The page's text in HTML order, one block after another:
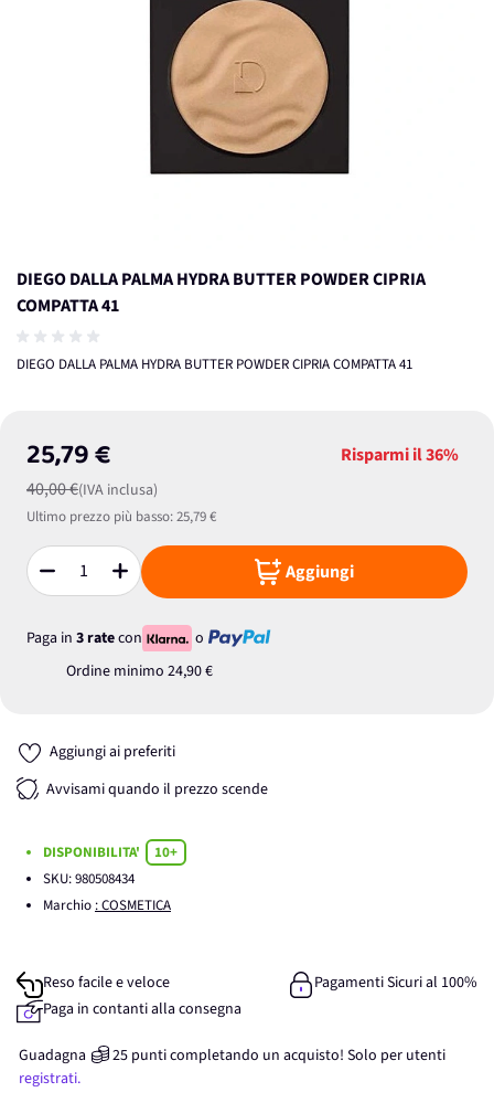
DIEGO DALLA PALMA HYDRA BUTTER POWDER CIPRIA
COMPATTA 41
DIEGO DALLA PALMA HYDRA BUTTER POWDER CIPRIA COMPATTA 41
25,79 €
40,00 €(IVA inclusa)
Risparmi il36%
Ultimo prezzo più basso:25,79 €
Quantità Aggiungi
Paga in 3 ratecon
o
Ordine minimo 24,90 €
Aggiungi ai preferiti
Avvisami quando il prezzo scende
DISPONIBILITA'
10+
SKU:980508434
Marchio : COSMETICA
Reso facile e veloce
Pagamenti Sicuri al 100%
Paga in contanti alla consegna
Guadagna 25 punticompletando un acquisto! Solo per utenti
registrati.